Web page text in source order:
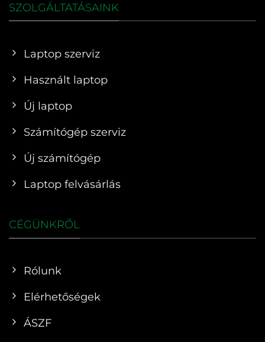
SZOLGÁLTATÁSAINK
Laptop szerviz
Használt laptop
Új laptop
Számítógép szerviz
Új számítógép
Laptop felvásárlás
CÉGÜNKRŐL
Rólunk
Elérhetőségek
ÁSZF